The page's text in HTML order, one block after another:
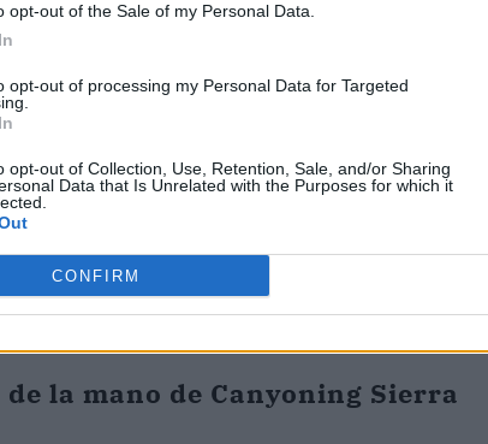
opt-out of the Sale of my Personal Data.
opt-out of processing my Personal Data for Targeted
opt-out of Collection, Use, Retention, Sale, and/or Sharing
Data that Is Unrelated with the Purposes for which it
CONFIRM
la mano de Canyoning Sierra